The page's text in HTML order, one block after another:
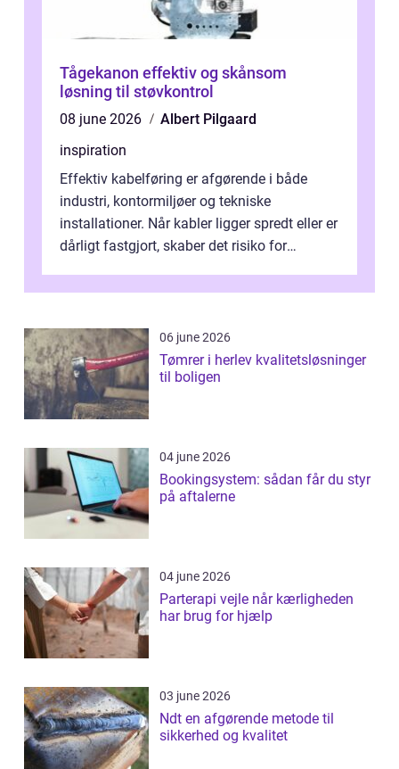
Tågekanon effektiv og skånsom
løsning til støvkontrol
08 june 2026
Albert Pilgaard
inspiration
Effektiv kabelføring er afgørende i både
industri, kontormiljøer og tekniske
installationer. Når kabler ligger spredt eller er
dårligt fastgjort, skaber det risiko for
06 june 2026
Tømrer i herlev kvalitetsløsninger
til boligen
04 june 2026
Bookingsystem: sådan får du styr
på aftalerne
04 june 2026
Parterapi vejle når kærligheden
har brug for hjælp
03 june 2026
Ndt en afgørende metode til
sikkerhed og kvalitet